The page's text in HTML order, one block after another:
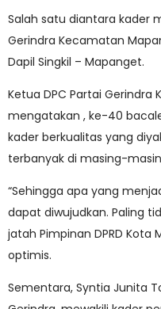
Salah satu diantara kader
Gerindra Kecamatan
Dapil Singkil – Mapanget.
Ketua DPC Partai Gerindra
mengatakan , ke-40
kader berkualitas yang
terbanyak di masing-
“Sehingga apa yang
dapat diwujudkan. Paling
jatah Pimpinan DPRD Kota
optimis.
Sementara, Syntia Junita